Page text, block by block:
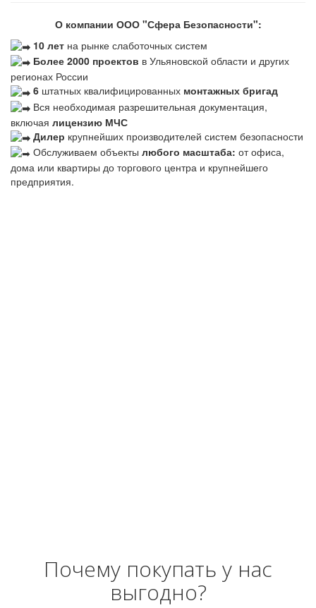
О компании ООО "Сфера Безопасности":
10 лет на рынке слаботочных систем
Более 2000 проектов в Ульяновской области и других
регионах России
6 штатных квалифицированных монтажных бригад
Вся необходимая разрешительная документация,
включая лицензию МЧС
Дилер крупнейших производителей систем безопасности
Обслуживаем объекты любого масштаба: от офиса,
дома или квартиры до торгового центра и крупнейшего
предприятия.
Почему покупать у нас
выгодно?